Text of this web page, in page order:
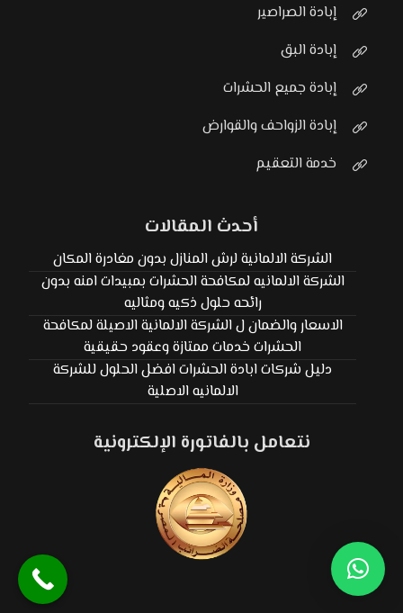
إبادة الصراصير
إبادة البق
إبادة جميع الحشرات
إبادة الزواحف والقوارض
خدمة التعقيم
أحدث المقالات
الشركة الالمانية لرش المنازل بدون مغادرة المكان
الشركة الالمانيه لمكافحة الحشرات بمبيدات امنه بدون
رائحه حلول ذكيه ومثاليه
الاسعار والضمان ل الشركة الالمانية الاصيلة لمكافحة
الحشرات خدمات ممتازة وعقود حقيقية
دليل شركات ابادة الحشرات افضل الحلول للشركة
الالمانيه الاصلية
نتعامل بالفاتورة الإلكترونية